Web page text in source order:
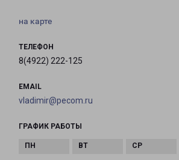
на карте
ТЕЛЕФОН
8(4922) 222-125
EMAIL
vladimir@pecom.ru
ГРАФИК РАБОТЫ